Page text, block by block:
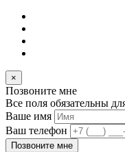
×
Позвоните мне
Все поля обязательны
Ваше имя
Ваш телефон
Позвоните мне